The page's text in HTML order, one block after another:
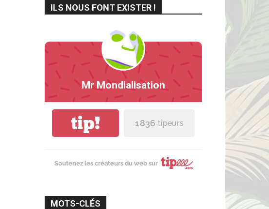
ILS NOUS FONT EXISTER !
Mr Mondialisation
tip! 1 836 tipeurs
Soutenez les créateurs du web sur
MOTS-CLÉS